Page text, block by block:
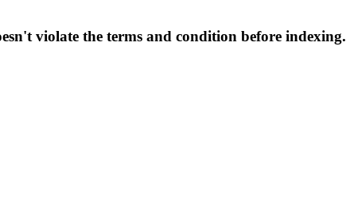
violate the terms and condition before indexing.